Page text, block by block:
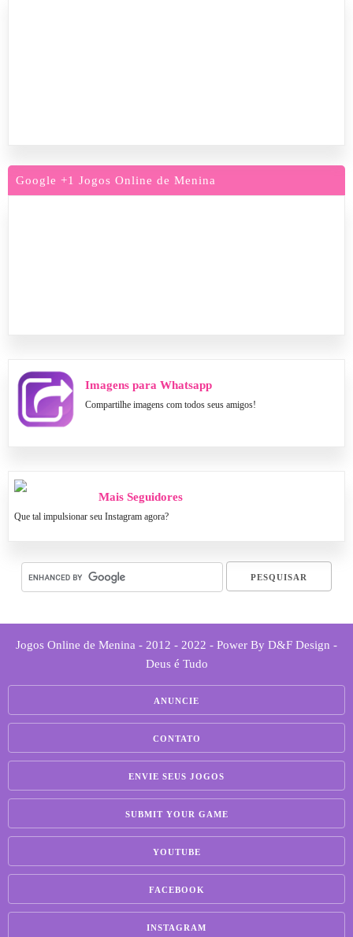
Google +1 Jogos Online de Menina
Imagens para Whatsapp
Compartilhe imagens com todos seus amigos!
Mais Seguidores
Que tal impulsionar seu Instagram agora?
Jogos Online de Menina - 2012 - 2022 - Power By D&F Design -
Deus é Tudo
ANUNCIE
CONTATO
ENVIE SEUS JOGOS
SUBMIT YOUR GAME
YOUTUBE
FACEBOOK
INSTAGRAM